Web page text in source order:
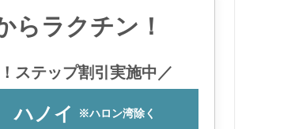
らラクチン！
ステップ割引実施中／
ハノイ ※ハロン湾除く